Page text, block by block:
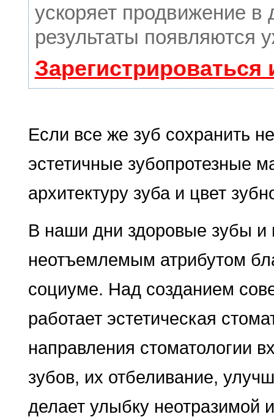
ускоряет продвижение в
результаты появляются
Если все же зуб сохранить
эстетичные зубопротезные
архитектуру зуба и цвет
В наши дни здоровые зубы и
неотъемлемым атрибутом
социуме. Над созданием
работает эстетическая
направления стоматологии
зубов, их отбеливание,
делает улыбку неотразимой